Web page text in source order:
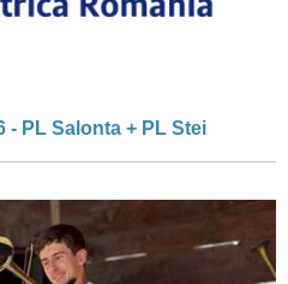
- PL Salonta + PL Stei